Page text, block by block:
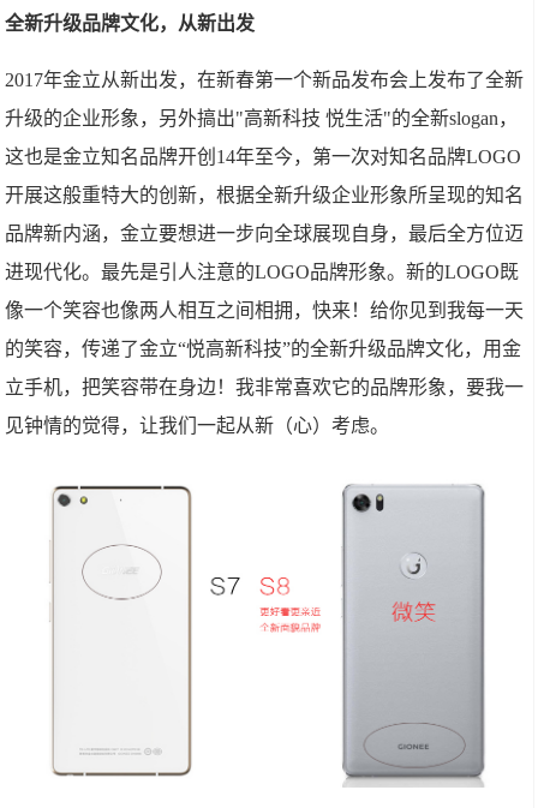
全新升级品牌文化，从新出发
2017年金立从新出发，在新春第一个新品发布会上发布了全新
升级的企业形象，另外搞出"高新科技 悦生活"的全新slogan，
这也是金立知名品牌开创14年至今，第一次对知名品牌LOGO
开展这般重特大的创新，根据全新升级企业形象所呈现的知名
品牌新内涵，金立要想进一步向全球展现自身，最后全方位迈
进现代化。最先是引人注意的LOGO品牌形象。新的LOGO既
像一个笑容也像两人相互之间相拥，快来！给你见到我每一天
的笑容，传递了金立“悦高新科技”的全新升级品牌文化，用金
立手机，把笑容带在身边！我非常喜欢它的品牌形象，要我一
见钟情的觉得，让我们一起从新（心）考虑。